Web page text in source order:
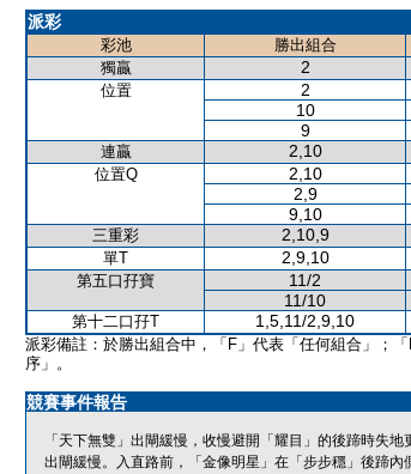
派彩
彩池 勝出組合
獨贏
2
位置 2
10
9
連贏 2,10
位置Q 2,10
2,9
9,10
三重彩 2,10,9
單T 2,9,10
第五口孖寶 11/2
11/10
第十二口孖T 1,5,11/2,9,10
派彩備註：於勝出組合中，「F」代表「任何組合」；
序」。
競賽事件報告
「天下無雙」出閘緩慢，收慢避開「耀目」的後蹄時失
出閘緩慢。入直路前，「金像明星」在「步步穩」後蹄